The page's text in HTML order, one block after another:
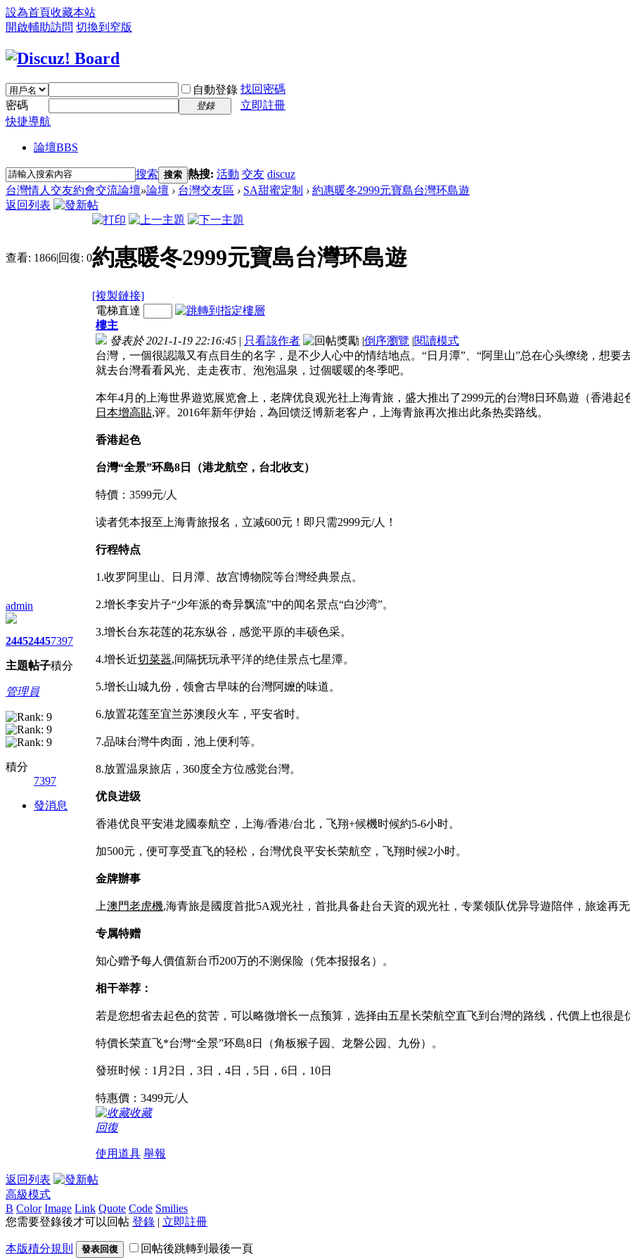
設為首頁收藏本站
開啟輔助訪問 切換到窄版
自動登錄 找回密碼
密碼
登錄
立即註冊
快捷導航
論壇BBS
搜索 搜索 熱搜: 活動 交友 discuz
台灣情人交友約會交流論壇»論壇 › 台灣交友區 › SA甜蜜定制 › 約惠暖冬2999元寶島台灣环島遊
返回列表
查看: 1866|回復: 0約惠暖冬2999元寶島台灣环島遊
[複製鏈接]
admin
2445
主題
2445
帖子
7397
積分
管理員
積分
7397
發消息
電梯直達
樓主
發表於 2021-1-19 22:16:45 | 只看該作者 |倒序瀏覽 |閱讀模式
台灣，一個很認識又有点目生的名字，是不少人心中的情结地点。“日月潭”、“阿里山”总在心头缭绕，想
就去台灣看看风光、走走夜市、泡泡温泉，过個暖暖的冬季吧。
本年4月的上海世界遊览展览會上，老牌优良观光社上海青旅，盛大推出了2999元的台灣8日环島遊（香港
日本增高貼,评。2016年新年伊始，為回馈泛博新老客户，上海青旅再次推出此条热卖路线。
香港起色
台灣“全景”环島8日（港龙航空，台北收支）
特價：3599元/人
读者凭本报至上海青旅报名，立减600元！即只需2999元/人！
行程特点
1.收罗阿里山、日月潭、故宫博物院等台灣经典景点。
2.增长李安片子“少年派的奇异飘流”中的闻名景点“白沙湾”。
3.增长台东花莲的花东纵谷，感觉平原的丰硕色采。
4.增长近切菜器,间隔抚玩承平洋的绝佳景点七星潭。
5.增长山城九份，领會古早味的台灣阿嬤的味道。
6.放置花莲至宜兰苏澳段火车，平安省时。
7.品味台灣牛肉面，池上便利等。
8.放置温泉旅店，360度全方位感觉台灣。
优良进级
香港优良平安港龙國泰航空，上海/香港/台北，飞翔+候機时候約5-6小时。
加500元，便可享受直飞的轻松，台灣优良平安长荣航空，飞翔时候2小时。
金牌辦事
上澳門老虎機,海青旅是國度首批5A观光社，首批具备赴台天資的观光社，专業领队优异导遊陪伴，旅途再无
专属特赠
知心赠予每人價值新台币200万的不测保险（凭本报报名）。
相干举荐：
若是您想省去起色的贫苦，可以略微增长一点预算，选择由五星长荣航空直飞到台灣的路线，代價上也很是
特價长荣直飞*台灣“全景”环島8日（角板猴子园、龙磐公园、九份）。
發班时候：1月2日，3日，4日，5日，6日，10日
特惠價：3499元/人
收藏
回復
使用道具 舉報
返回列表
高級模式
B Color Image Link Quote Code Smilies
您需要登錄後才可以回帖 登錄 | 立即註冊
本版積分規則 發表回復 回帖後跳轉到最後一頁